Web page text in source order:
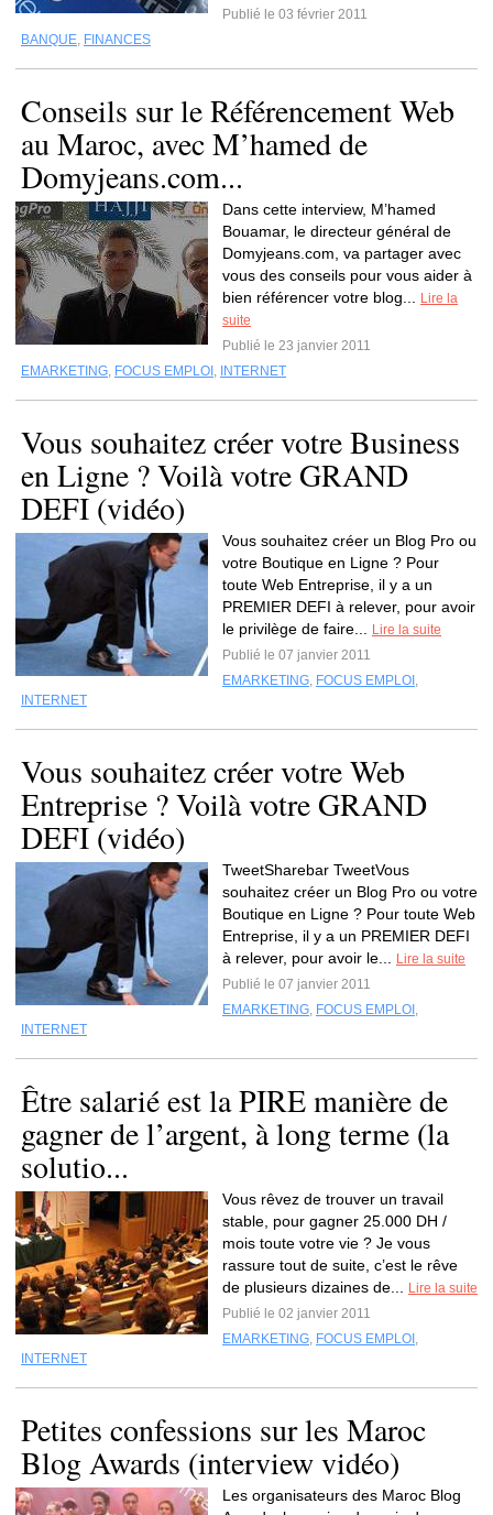
Publié le 03 février 2011
BANQUE, FINANCES
Conseils sur le Référencement Web
au Maroc, avec M’hamed de
Domyjeans.com...
Dans cette interview, M’hamed
Bouamar, le directeur général de
Domyjeans.com, va partager avec
vous des conseils pour vous aider à
bien référencer votre blog...
Lire la
suite
Publié le 23 janvier 2011
EMARKETING, FOCUS EMPLOI , INTERNET
Vous souhaitez créer votre Business
en Ligne ? Voilà votre GRAND
DEFI (vidéo)
Vous souhaitez créer un Blog Pro ou
votre Boutique en Ligne ? Pour
toute Web Entreprise, il y a un
PREMIER DEFI à relever, pour avoir
le privilège de faire...
Lire la suite
Publié le 07 janvier 2011
EMARKETING, FOCUS EMPLOI ,
INTERNET
Vous souhaitez créer votre Web
Entreprise ? Voilà votre GRAND
DEFI (vidéo)
TweetSharebar TweetVous
souhaitez créer un Blog Pro ou votre
Boutique en Ligne ? Pour toute Web
Entreprise, il y a un PREMIER DEFI
à relever, pour avoir le...
Lire la suite
Publié le 07 janvier 2011
EMARKETING, FOCUS EMPLOI ,
INTERNET
Être salarié est la PIRE manière de
gagner de l’argent, à long terme (la
solutio...
Vous rêvez de trouver un travail
stable, pour gagner 25.000 DH /
mois toute votre vie ? Je vous
rassure tout de suite, c’est le rêve
de plusieurs dizaines de...
Lire la suite
Publié le 02 janvier 2011
EMARKETING, FOCUS EMPLOI ,
INTERNET
Petites confessions sur les Maroc
Blog Awards (interview vidéo)
Les organisateurs des Maroc Blog